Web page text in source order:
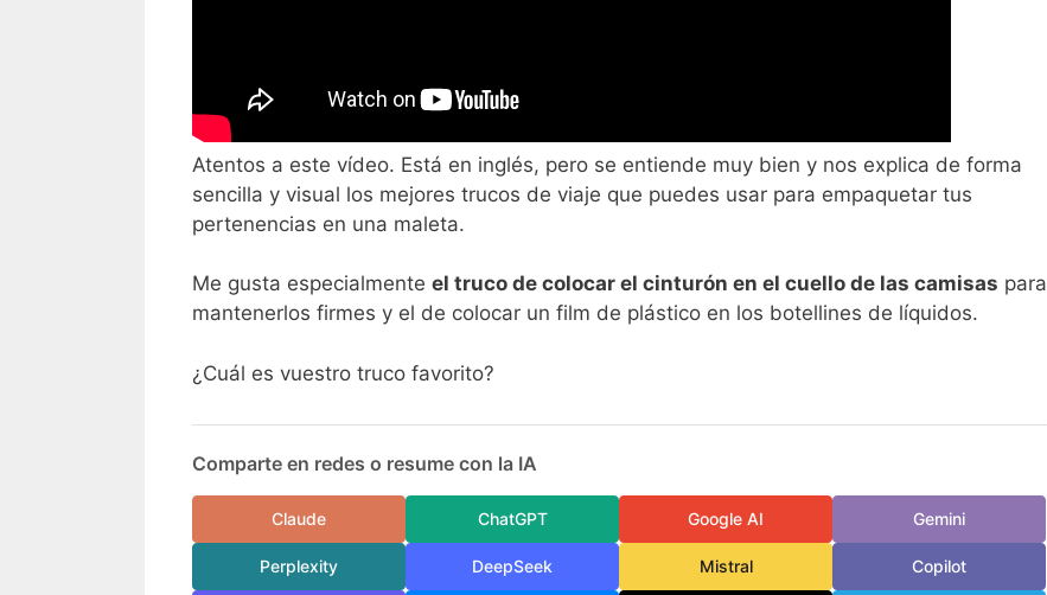
Atentos a este vídeo. Está en inglés, pero se entiende muy bien y nos explica de forma
sencilla y visual los mejores trucos de viaje que puedes usar para empaquetar tus
pertenencias en una maleta.
Me gusta especialmente el truco de colocar el cinturón en el cuello de las camisas para
mantenerlos firmes y el de colocar un film de plástico en los botellines de líquidos.
¿Cuál es vuestro truco favorito?
Comparte en redes o resume con la IA
Claude ChatGPT Google AI Gemini
Perplexity DeepSeek Mistral Copilot